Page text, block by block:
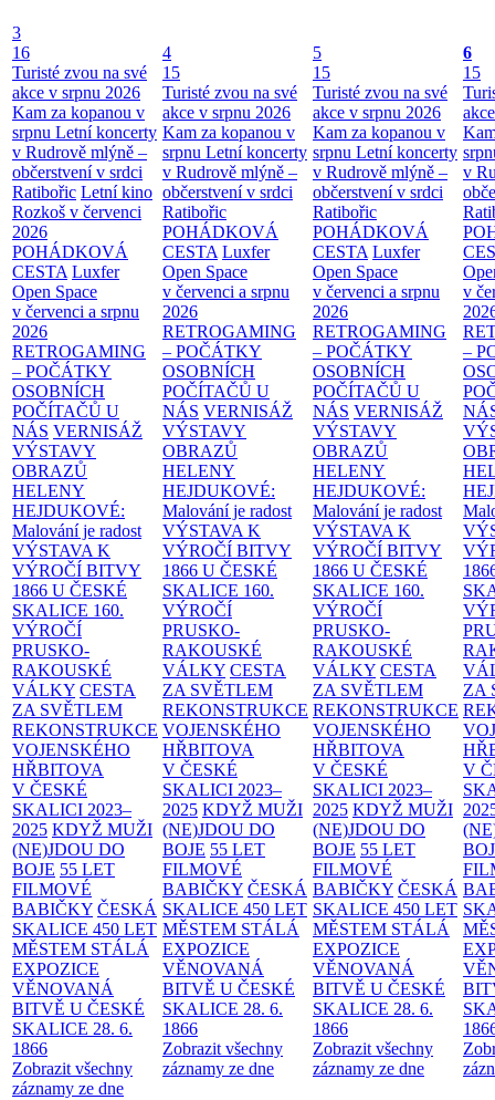
3
16
Turisté zvou na své
akce v srpnu 2026
Kam za kopanou v
srpnu Letní koncerty
v Rudrově mlýně –
občerstvení v srdci
Ratibořic Letní kino
Rozkoš v červenci
2026
POHÁDKOVÁ
CESTA Luxfer
Open Space
v červenci a srpnu
2026
RETROGAMING
– POČÁTKY
OSOBNÍCH
POČÍTAČŮ U
NÁS VERNISÁŽ
VÝSTAVY
OBRAZŮ
HELENY
HEJDUKOVÉ:
Malování je radost
VÝSTAVA K
VÝROČÍ BITVY
1866 U ČESKÉ
SKALICE 160.
VÝROČÍ
PRUSKO-
RAKOUSKÉ
VÁLKY CESTA
ZA SVĚTLEM
REKONSTRUKCE
VOJENSKÉHO
HŘBITOVA
V ČESKÉ
SKALICI 2023–
2025 KDYŽ MUŽI
(NE)JDOU DO
BOJE 55 LET
FILMOVÉ
BABIČKY ČESKÁ
SKALICE 450 LET
MĚSTEM STÁLÁ
EXPOZICE
VĚNOVANÁ
BITVĚ U ČESKÉ
SKALICE 28. 6.
1866
Zobrazit všechny
záznamy ze dne
4
15
Turisté zvou na své
akce v srpnu 2026
Kam za kopanou v
srpnu Letní koncerty
v Rudrově mlýně –
občerstvení v srdci
Ratibořic
POHÁDKOVÁ
CESTA Luxfer
Open Space
v červenci a srpnu
2026
RETROGAMING
– POČÁTKY
OSOBNÍCH
POČÍTAČŮ U
NÁS VERNISÁŽ
VÝSTAVY
OBRAZŮ
HELENY
HEJDUKOVÉ:
Malování je radost
VÝSTAVA K
VÝROČÍ BITVY
1866 U ČESKÉ
SKALICE 160.
VÝROČÍ
PRUSKO-
RAKOUSKÉ
VÁLKY CESTA
ZA SVĚTLEM
REKONSTRUKCE
VOJENSKÉHO
HŘBITOVA
V ČESKÉ
SKALICI 2023–
2025 KDYŽ MUŽI
(NE)JDOU DO
BOJE 55 LET
FILMOVÉ
BABIČKY ČESKÁ
SKALICE 450 LET
MĚSTEM STÁLÁ
EXPOZICE
VĚNOVANÁ
BITVĚ U ČESKÉ
SKALICE 28. 6.
1866
Zobrazit všechny
záznamy ze dne
5
15
Turisté zvou na své
akce v srpnu 2026
Kam za kopanou v
srpnu Letní koncerty
v Rudrově mlýně –
občerstvení v srdci
Ratibořic
POHÁDKOVÁ
CESTA Luxfer
Open Space
v červenci a srpnu
2026
RETROGAMING
– POČÁTKY
OSOBNÍCH
POČÍTAČŮ U
NÁS VERNISÁŽ
VÝSTAVY
OBRAZŮ
HELENY
HEJDUKOVÉ:
Malování je radost
VÝSTAVA K
VÝROČÍ BITVY
1866 U ČESKÉ
SKALICE 160.
VÝROČÍ
PRUSKO-
RAKOUSKÉ
VÁLKY CESTA
ZA SVĚTLEM
REKONSTRUKCE
VOJENSKÉHO
HŘBITOVA
V ČESKÉ
SKALICI 2023–
2025 KDYŽ MUŽI
(NE)JDOU DO
BOJE 55 LET
FILMOVÉ
BABIČKY ČESKÁ
SKALICE 450 LET
MĚSTEM STÁLÁ
EXPOZICE
VĚNOVANÁ
BITVĚ U ČESKÉ
SKALICE 28. 6.
1866
Zobrazit všechny
záznamy ze dne
6
15
v
v
–
ZA
V